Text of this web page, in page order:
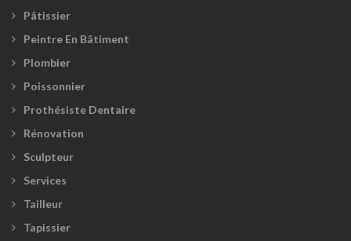
Pâtissier
Peintre En Bâtiment
Plombier
Poissonnier
Prothésiste Dentaire
Rénovation
Sculpteur
Services
Tailleur
Tapissier